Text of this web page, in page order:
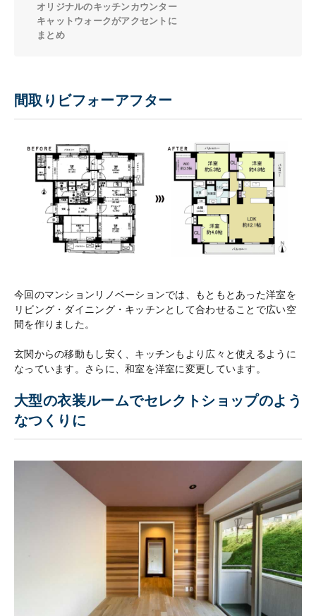
オリジナルのキッチンカウンター
キャットウォークがアクセントに
まとめ
間取りビフォーアフター
今回のマンションリノベーションでは、もともとあった洋室を
リビング・ダイニング・キッチンとして合わせることで広い空
間を作りました。
玄関からの移動もし安く、キッチンもより広々と使えるように
なっています。さらに、和室を洋室に変更しています。
大型の衣装ルームでセレクトショップのよう
なつくりに